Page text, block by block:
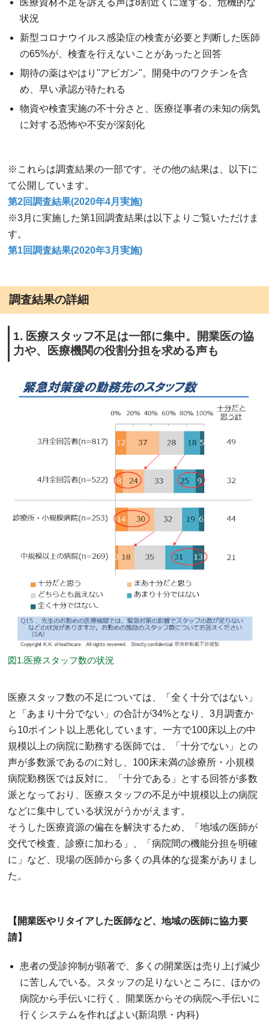
医療資材不足を訴える声は8割近くに達する、危機的な
状況
新型コロナウイルス感染症の検査が必要と判断した医師
の65%が、検査を行えないことがあったと回答
期待の薬はやはり"アビガン"。開発中のワクチンを含
め、早い承認が待たれる
物資や検査実施の不十分さと、医療従事者の未知の病気
に対する恐怖や不安が深刻化
※これらは調査結果の一部です。その他の結果は、以下に
て公開しています。
第2回調査結果(2020年4月実施)
※3月に実施した第1回調査結果は以下よりご覧いただけま
す。
第1回調査結果(2020年3月実施)
調査結果の詳細
1. 医療スタッフ不足は一部に集中。開業医の協
力や、医療機関の役割分担を求める声も
図1.医療スタッフ数の状況
医療スタッフ数の不足については、「全く十分ではない」
と「あまり十分でない」の合計が34%となり、3月調査か
ら10ポイント以上悪化しています。一方で100床以上の中
規模以上の病院に勤務する医師では、「十分でない」との
声が多数派であるのに対し、100床未満の診療所・小規模
病院勤務医では反対に、「十分である」とする回答が多数
派となっており、医療スタッフの不足が中規模以上の病院
などに集中している状況がうかがえます。
そうした医療資源の偏在を解決するため、「地域の医師が
交代で検査、診療に加わる」、「病院間の機能分担を明確
に」など、現場の医師から多くの具体的な提案がありまし
た。
【開業医やリタイアした医師など、地域の医師に協力要
請】
患者の受診抑制が顕著で、多くの開業医は売り上げ減少
に苦しんでいる。スタッフの足りないところに、ほかの
病院から手伝いに行く、開業医からその病院へ手伝いに
行くシステムを作ればよい(新潟県・内科)